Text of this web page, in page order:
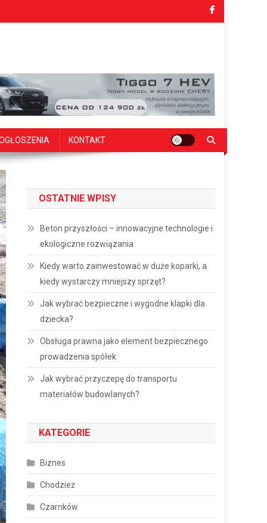
KONTAKT
OSTATNIE WPISY
Beton przyszłości – innowacyjne technologie i
ekologiczne rozwiązania
Kiedy warto zainwestować w duże koparki, a
kiedy wystarczy mniejszy sprzęt?
Jak wybrać bezpieczne i wygodne klapki dla
dziecka?
Obsługa prawna jako element bezpiecznego
prowadzenia spółek
Jak wybrać przyczepę do transportu
materiałów budowlanych?
KATEGORIE
Biznes
Chodzież
Czarnków